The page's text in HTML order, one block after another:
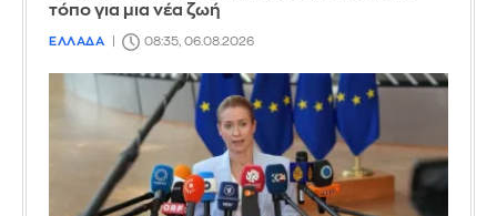
τόπο για μια νέα ζωή
ΕΛΛΑΔΑ 08:35, 06.08.2026